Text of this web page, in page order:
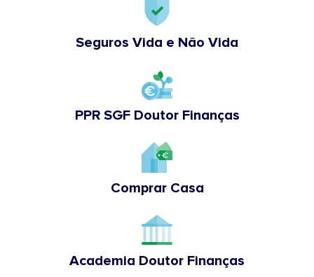
Seguros Vida e Não Vida
PPR SGF Doutor Finanças
Comprar Casa
Academia Doutor Finanças